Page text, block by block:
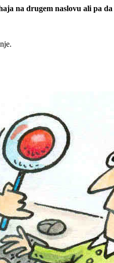
na drugem naslovu ali pa